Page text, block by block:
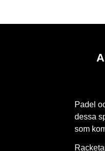
Padel
dessa
som